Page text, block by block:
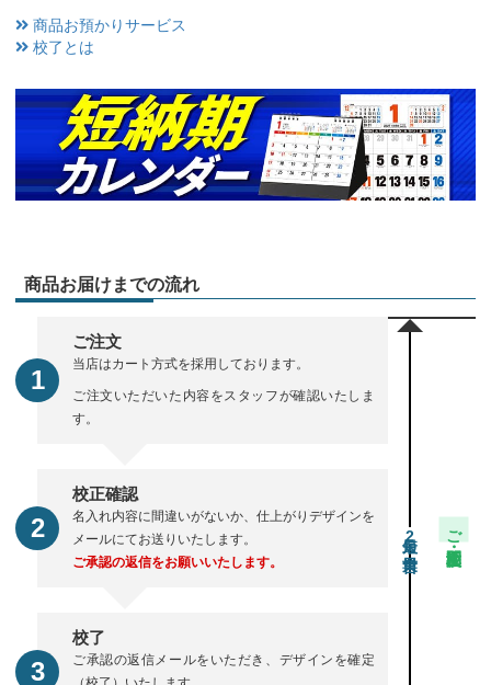
商品お預かりサービス
校了とは
商品お届けまでの流れ
ご注文
当店はカート方式を採用しております。
ご注文いただいた内容をスタッフが確認いたしま
す。
校正確認
名入れ内容に間違いがないか、仕上がりデザインを
メールにてお送りいたします。
ご承認の返信をお願いいたします。
校了
ご承認の返信メールをいただき、デザインを確定
2 ご注文・校正期間